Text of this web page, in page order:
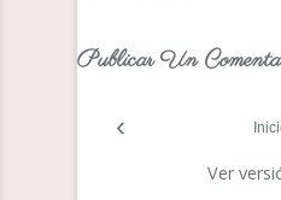
Publicar Un
‹
Ver